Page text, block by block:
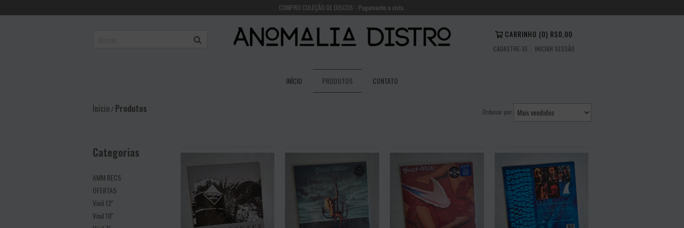
COMPRO COLEÇÃO DE DISCOS - Pagamento a vista.
CARRINHO (0) R$0,00
CADASTRE-SE INICIAR SESSÃO
INÍCIO PRODUTOS CONTATO
Início/Produtos Ordenar por
Categorias
AMM RECS
OFERTAS
Vinil 12''
Vinil 10''